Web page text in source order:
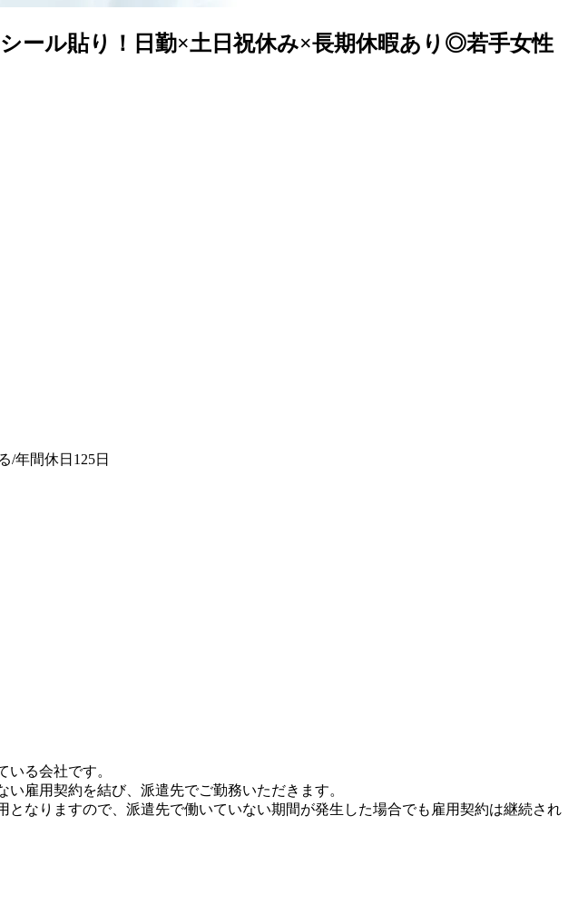
ール貼り！日勤×土日祝休み×長期休暇あり◎若手女性
/年間休日125日
る会社です。
雇用契約を結び、派遣先でご勤務いただきます。
なりますので、派遣先で働いていない期間が発生した場合でも雇用契約は継続され